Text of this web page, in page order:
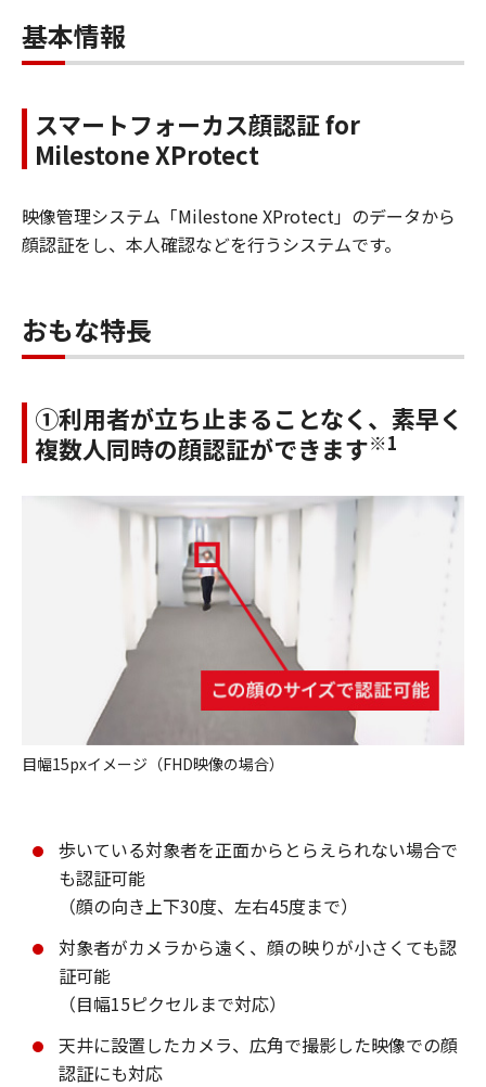
基本情報
スマートフォーカス顔認証 for
Milestone XProtect
映像管理システム「Milestone XProtect」のデータから
顔認証をし、本人確認などを行うシステムです。
おもな特長
①利用者が立ち止まることなく、素早く
複数人同時の顔認証ができます※1
目幅15pxイメージ（FHD映像の場合）
歩いている対象者を正面からとらえられない場合で
も認証可能
（顔の向き上下30度、左右45度まで）
対象者がカメラから遠く、顔の映りが小さくても認
証可能
（目幅15ピクセルまで対応）
天井に設置したカメラ、広角で撮影した映像での顔
認証にも対応